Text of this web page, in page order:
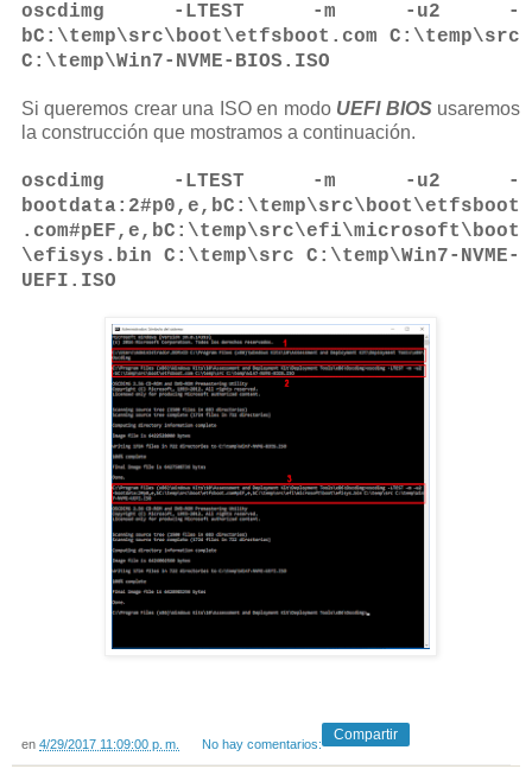
oscdimg -LTEST -m -u2 -
bC:\temp\src\boot\etfsboot.com C:\temp\src
C:\temp\Win7-NVME-BIOS.ISO
Si queremos crear una ISO en modo UEFI BIOS usaremos
la construcción que mostramos a continuación.
oscdimg -LTEST -m -u2 -
bootdata:2#p0,e,bC:\temp\src\boot\etfsboot
.com#pEF,e,bC:\temp\src\efi\microsoft\boot
\efisys.bin C:\temp\src C:\temp\Win7-NVME-
UEFI.ISO
en 4/29/2017 11:09:00 p. m. No hay comentarios:
Compartir